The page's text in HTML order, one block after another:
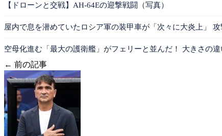
【ドローンと交戦】AH-64Eの迎撃戦闘（写真）
屋内で息を潜めていたロシア軍の装甲車が「次々に大炎上」
空母化進む「最大の護衛艦」がフェリーと並んだ！ 大きさの
← 前の記事